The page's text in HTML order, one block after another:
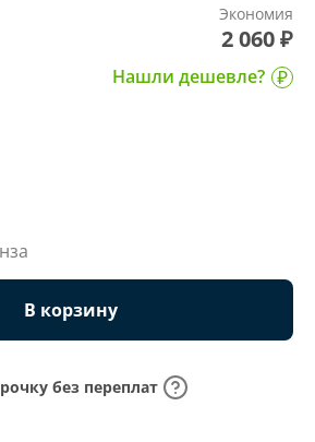
Экономия
2 060 ₽
Нашли дешевле?
В корзину
без переплат